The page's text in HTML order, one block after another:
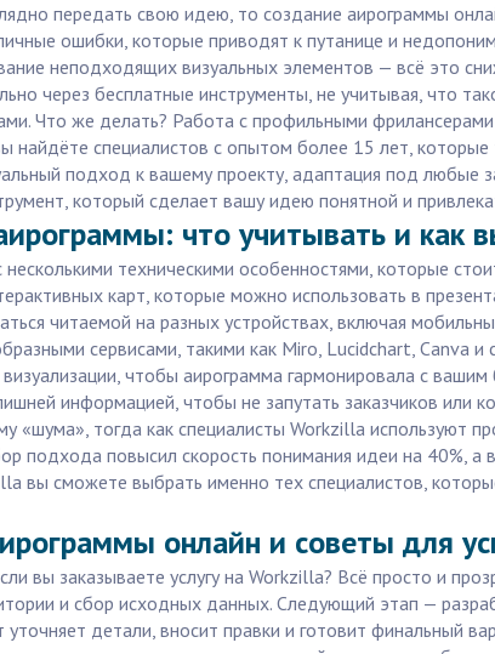
передать свою идею, то создание аирограммы
ошибки, которые приводят к путанице и
неподходящих визуальных элементов — всё это
через бесплатные инструменты, не учитывая, что
Что же делать? Работа с профильными
найдёте специалистов с опытом более 15 лет,
подход к вашему проекту, адаптация под любые
который сделает вашу идею понятной и
что учитывать и как
техническими особенностями, которые
карт, которые можно использовать в
читаемой на разных устройствах, включая
сервисами, такими как Miro, Lucidchart, Canva
чтобы аирограмма гармонировала с
информацией, чтобы не запутать заказчиков или
«шума», тогда как специалисты Workzilla используют
подхода повысил скорость понимания идеи на 40%, а
вы сможете выбрать именно тех специалистов,
онлайн и советы для
вы заказываете услугу на Workzilla? Всё просто и
и сбор исходных данных. Следующий этап —
детали, вносит правки и готовит финальный